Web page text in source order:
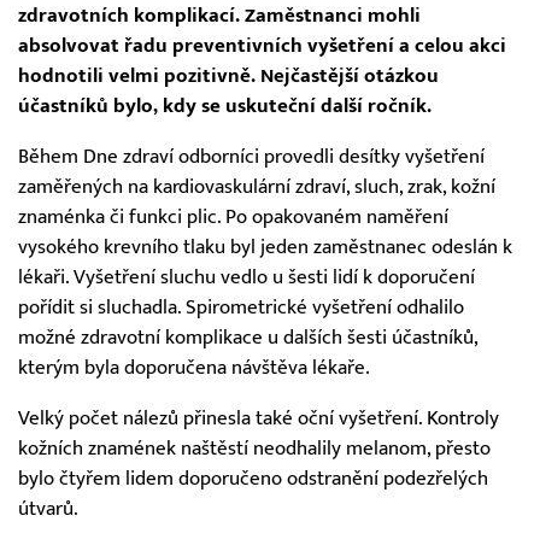
zdravotních komplikací. Zaměstnanci mohli
absolvovat řadu preventivních vyšetření a celou akci
hodnotili velmi pozitivně. Nejčastější otázkou
účastníků bylo, kdy se uskuteční další ročník.
Během Dne zdraví odborníci provedli desítky vyšetření
zaměřených na kardiovaskulární zdraví, sluch, zrak, kožní
znaménka či funkci plic. Po opakovaném naměření
vysokého krevního tlaku byl jeden zaměstnanec odeslán k
lékaři. Vyšetření sluchu vedlo u šesti lidí k doporučení
pořídit si sluchadla. Spirometrické vyšetření odhalilo
možné zdravotní komplikace u dalších šesti účastníků,
kterým byla doporučena návštěva lékaře.
Velký počet nálezů přinesla také oční vyšetření. Kontroly
kožních znamének naštěstí neodhalily melanom, přesto
bylo čtyřem lidem doporučeno odstranění podezřelých
útvarů.